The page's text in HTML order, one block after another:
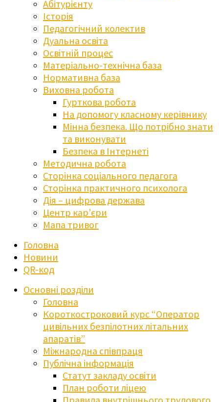
Абітурієнту
Історія
Педагогічний колектив
Дуальна освіта
Освітній процес
Матеріально-технічна база
Нормативна база
Виховна робота
Гурткова робота
На допомогу класному керівнику
Мінна безпека. Що потрібно знати
та виконувати
Безпека в Інтернеті
Методична робота
Сторінка соціального педагога
Сторінка практичного психолога
Дія – цифрова держава
Центр кар’єри
Мапа тривог
Головна
Новини
QR-код
Основні розділи
Головна
Короткостроковий курс “Оператор
цивільних безпілотних літальних
апаратів”
Міжнародна співпраця
Публічна інформація
Статут закладу освіти
План роботи ліцею